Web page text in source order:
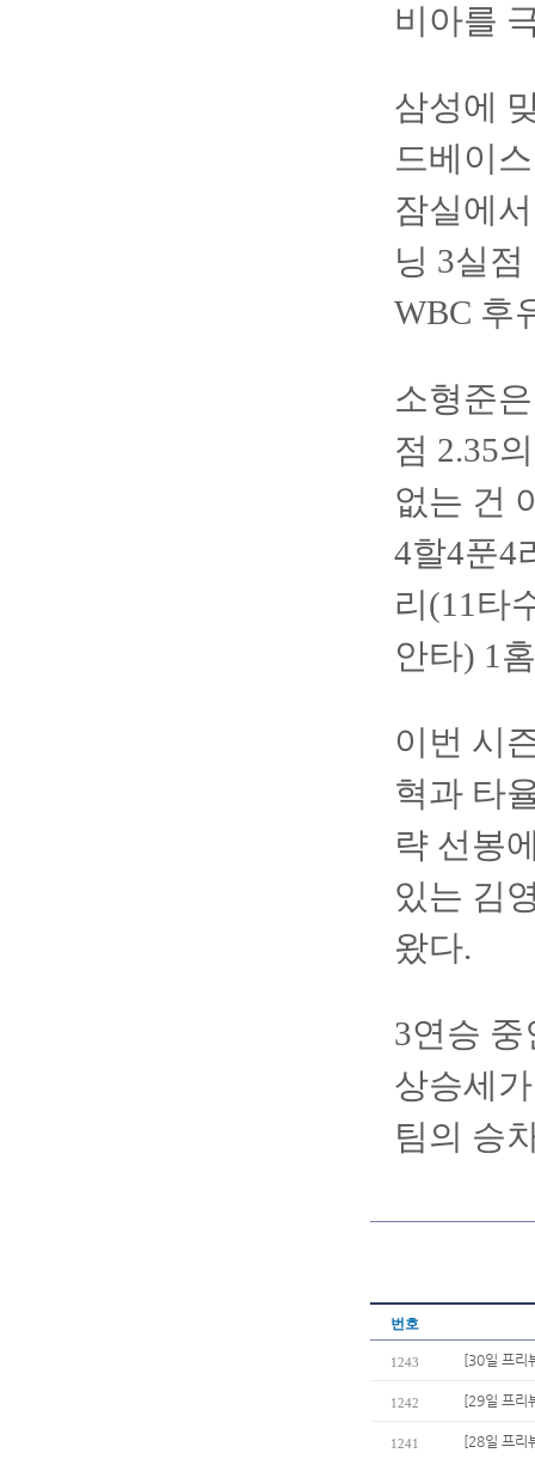
비아를
삼성에
드베이
잠실에
닝 3실
WBC 후
소형준
점 2.35
없는 건
4할4푼4
리(11타
안타) 1
이번 시
혁과 타
략 선봉
있는 김
왔다.
3연승 중
상승세
팀의 승
번호
1243 [30일 프리
1242 [29일 프리
1241 [28일 프리